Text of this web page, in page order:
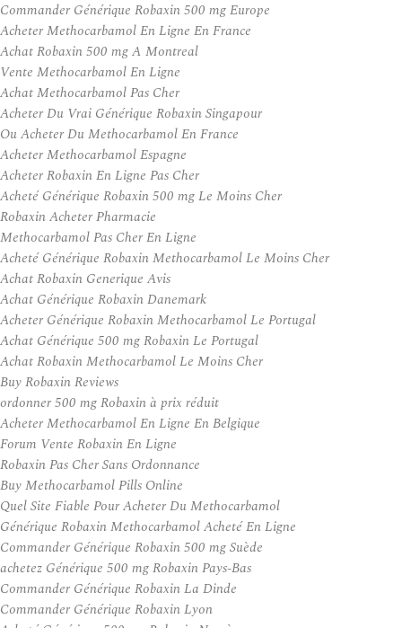
Commander Générique Robaxin 500 mg Europe
Acheter Methocarbamol En Ligne En France
Achat Robaxin 500 mg A Montreal
Vente Methocarbamol En Ligne
Achat Methocarbamol Pas Cher
Acheter Du Vrai Générique Robaxin Singapour
Ou Acheter Du Methocarbamol En France
Acheter Methocarbamol Espagne
Acheter Robaxin En Ligne Pas Cher
Acheté Générique Robaxin 500 mg Le Moins Cher
Robaxin Acheter Pharmacie
Methocarbamol Pas Cher En Ligne
Acheté Générique Robaxin Methocarbamol Le Moins Cher
Achat Robaxin Generique Avis
Achat Générique Robaxin Danemark
Acheter Générique Robaxin Methocarbamol Le Portugal
Achat Générique 500 mg Robaxin Le Portugal
Achat Robaxin Methocarbamol Le Moins Cher
Buy Robaxin Reviews
ordonner 500 mg Robaxin à prix réduit
Acheter Methocarbamol En Ligne En Belgique
Forum Vente Robaxin En Ligne
Robaxin Pas Cher Sans Ordonnance
Buy Methocarbamol Pills Online
Quel Site Fiable Pour Acheter Du Methocarbamol
Générique Robaxin Methocarbamol Acheté En Ligne
Commander Générique Robaxin 500 mg Suède
achetez Générique 500 mg Robaxin Pays-Bas
Commander Générique Robaxin La Dinde
Commander Générique Robaxin Lyon